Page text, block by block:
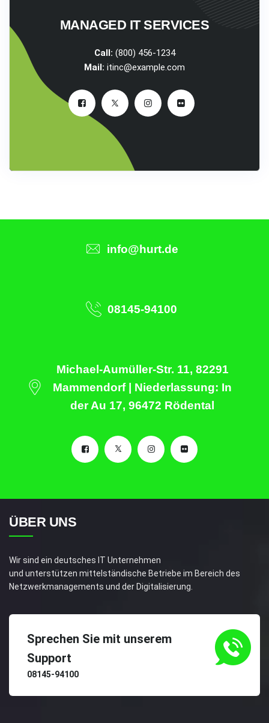
MANAGED IT SERVICES
Call: (800) 456-1234
Mail: itinc@example.com
info@hurt.de
08145-94100
Michael-Aumüller-Str. 11, 82291
Mammendorf | Niederlassung: In
der Au 17, 96472 Rödental
ÜBER UNS
Wir sind ein deutsches IT Unternehmen
und unterstützen mittelständische Betriebe im Bereich des
Netzwerkmanagements und der Digitalisierung.
Sprechen Sie mit unserem
Support
08145-94100